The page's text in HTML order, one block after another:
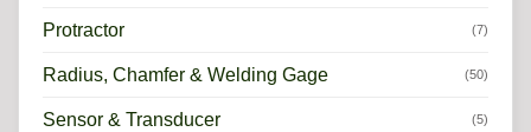
Protractor (7)
Radius, Chamfer & Welding Gage (50)
Sensor & Transducer (5)